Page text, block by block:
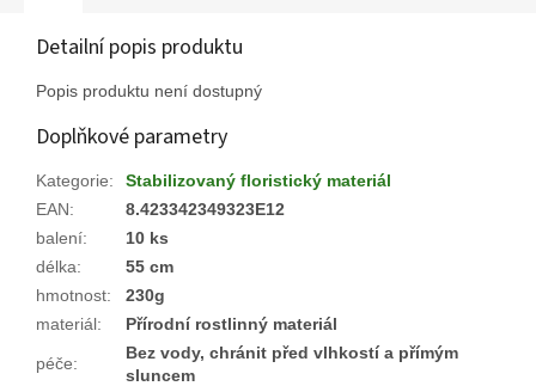
Detailní popis produktu
Popis produktu není dostupný
Doplňkové parametry
Kategorie:
Stabilizovaný floristický materiál
EAN:
8.423342349323E12
balení:
10 ks
délka:
55 cm
hmotnost:
230g
materiál: Přírodní rostlinný materiál
péče:
Bez vody, chránit před vlhkostí a přímým
sluncem